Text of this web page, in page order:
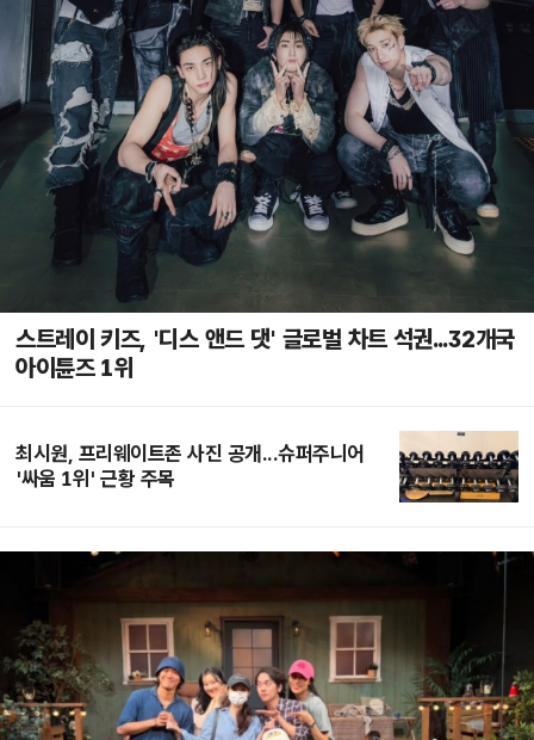
스트레이 키즈, '디스 앤드 댓' 글로벌 차트 석권...32개국
아이튠즈 1위
최시원, 프리웨이트존 사진 공개...슈퍼주니어
'싸움 1위' 근황 주목